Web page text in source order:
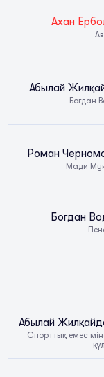
Ахан
Богдан
Абылай
Мади
Роман
Богдан
Абылай
Спорттық емес